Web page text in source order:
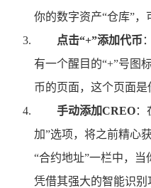
你的数字资产“仓库”，
点击“+”添加代币
有一个醒目的“+”号图
币的页面，这个页面是
手动添加CREO：
加”选项，将之前精心
“合约地址”一栏中，
凭借其强大的智能识